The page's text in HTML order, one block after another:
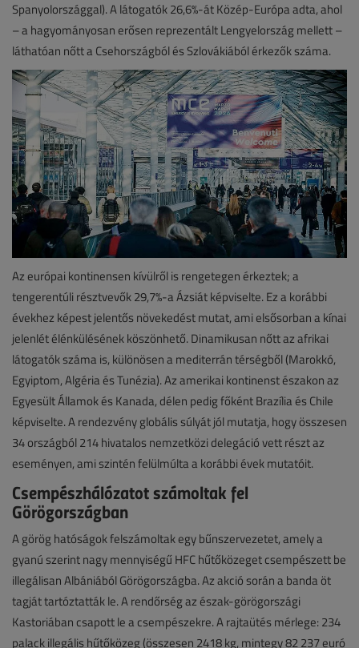
Spanyolországgal). A látogatók 26,6%-át Közép-Európa adta, ahol
– a hagyományosan erősen reprezentált Lengyelország mellett –
láthatóan nőtt a Csehországból és Szlovákiából érkezők száma.
Az európai kontinensen kívülről is rengetegen érkeztek; a
tengerentúli résztvevők 29,7%-a Ázsiát képviselte. Ez a korábbi
évekhez képest jelentős növekedést mutat, ami elsősorban a kínai
jelenlét élénkülésének köszönhető. Dinamikusan nőtt az afrikai
látogatók száma is, különösen a mediterrán térségből (Marokkó,
Egyiptom, Algéria és Tunézia). Az amerikai kontinenst északon az
Egyesült Államok és Kanada, délen pedig főként Brazília és Chile
képviselte. A rendezvény globális súlyát jól mutatja, hogy összesen
34 országból 214 hivatalos nemzetközi delegáció vett részt az
eseményen, ami szintén felülmúlta a korábbi évek mutatóit.
Csempészhálózatot számoltak fel
Görögországban
A görög hatóságok felszámoltak egy bűnszervezetet, amely a
gyanú szerint nagy mennyiségű HFC hűtőközeget csempészett be
illegálisan Albániából Görögországba. Az akció során a banda öt
tagját tartóztatták le. A rendőrség az észak-görögországi
Kastoriában csapott le a csempészekre. A rajtaütés mérlege: 234
palack illegális hűtőközeg (összesen 2418 kg, mintegy 82 237 euró